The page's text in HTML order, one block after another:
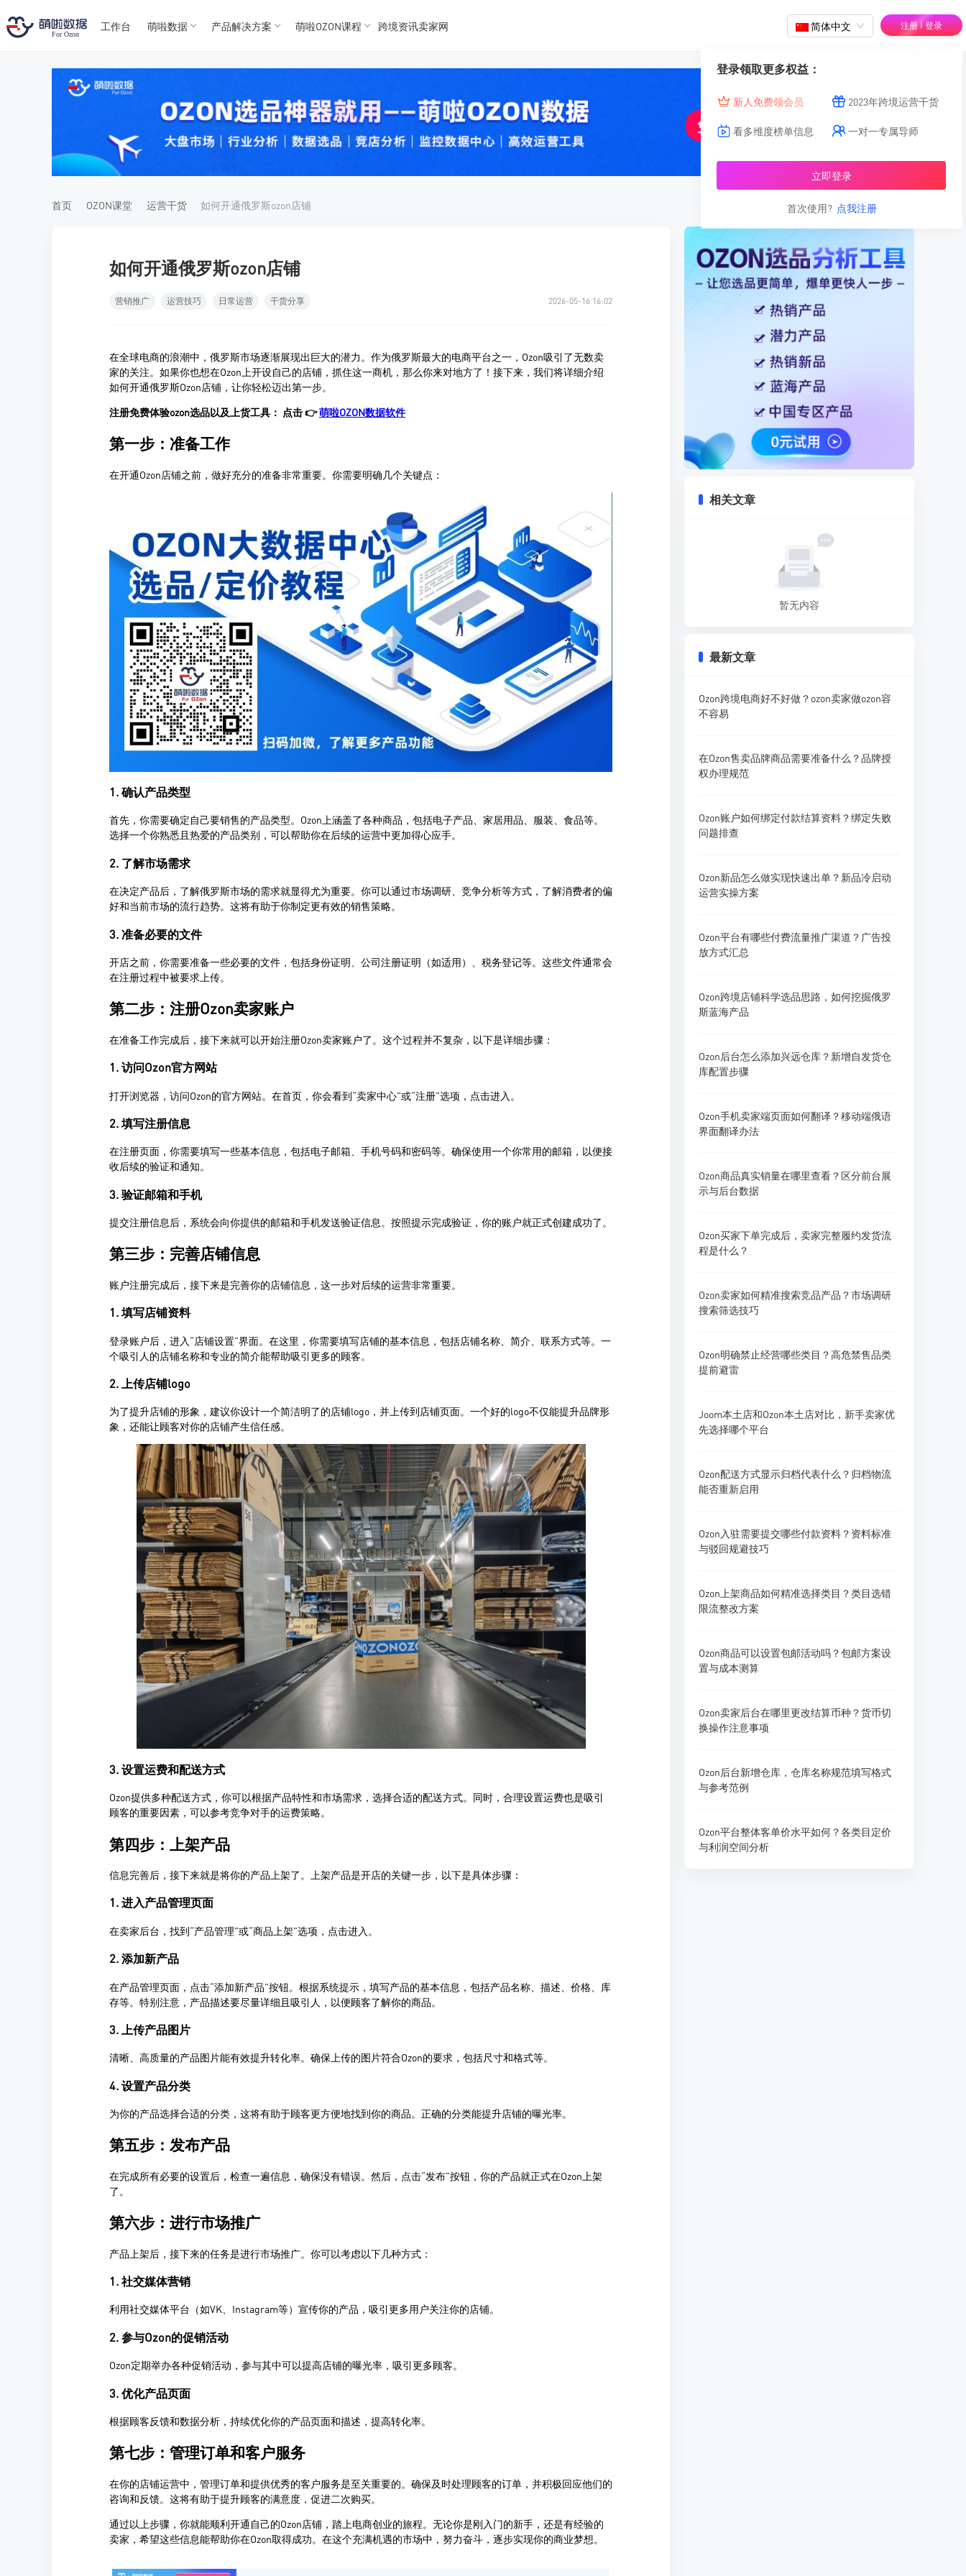
For Ozon
For OZon
TK数据
TK数据
工作台 萌啦数据 产品解决方案 萌啦OZON课程 跨境资讯卖家网 简体中文 注册 | 登录
登录领取更多权益：
新人免费领会员 2023年跨境运营干货
看多维度榜单信息 一对一专属导师
立即登录
首次使用? 点我注册
首页 OZON课堂 运营干货 如何开通俄罗斯ozon店铺
如何开通俄罗斯ozon店铺
营销推广 运营技巧 日常运营 干货分享 2026-05-16 16:02
相关文章
暂无内容
最新文章
Ozon跨境电商好不好做？ozon卖家做ozon容
不容易
在Ozon售卖品牌商品需要准备什么？品牌授
权办理规范
Ozon账户如何绑定付款结算资料？绑定失败
问题排查
Ozon新品怎么做实现快速出单？新品冷启动
运营实操方案
Ozon平台有哪些付费流量推广渠道？广告投
放方式汇总
Ozon跨境店铺科学选品思路，如何挖掘俄罗
斯蓝海产品
Ozon后台怎么添加兴远仓库？新增自发货仓
库配置步骤
Ozon手机卖家端页面如何翻译？移动端俄语
界面翻译办法
Ozon商品真实销量在哪里查看？区分前台展
示与后台数据
Ozon买家下单完成后，卖家完整履约发货流
程是什么？
Ozon卖家如何精准搜索竞品产品？市场调研
搜索筛选技巧
Ozon明确禁止经营哪些类目？高危禁售品类
提前避雷
Joom本土店和Ozon本土店对比，新手卖家优
先选择哪个平台
Ozon配送方式显示归档代表什么？归档物流
能否重新启用
Ozon入驻需要提交哪些付款资料？资料标准
与驳回规避技巧
Ozon上架商品如何精准选择类目？类目选错
限流整改方案
Ozon商品可以设置包邮活动吗？包邮方案设
置与成本测算
Ozon卖家后台在哪里更改结算币种？货币切
换操作注意事项
Ozon后台新增仓库，仓库名称规范填写格式
与参考范例
Ozon平台整体客单价水平如何？各类目定价
与利润空间分析